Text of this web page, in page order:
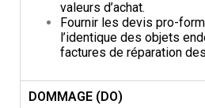
valeurs d’achat.
Fournir les devis pro-
l’identique des objets
factures de réparation
DOMMAGE (DO)